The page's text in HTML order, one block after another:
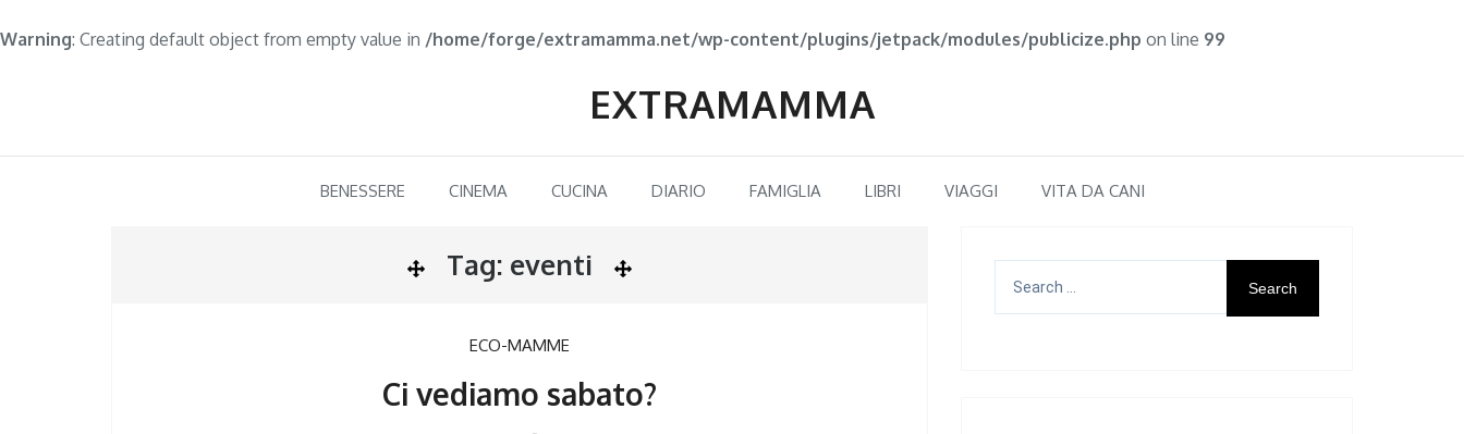
Warning: Creating default object from empty value in /home/forge/extramamma.net/wp-content/plugins/jetpack/modules/publicize.php on line 99
EXTRAMAMMA
BENESSERE CINEMA CUCINA DIARIO FAMIGLIA LIBRI VIAGGI VITA DA CANI
Tag: eventi
ECO-MAMME
Ci vediamo sabato?
for: